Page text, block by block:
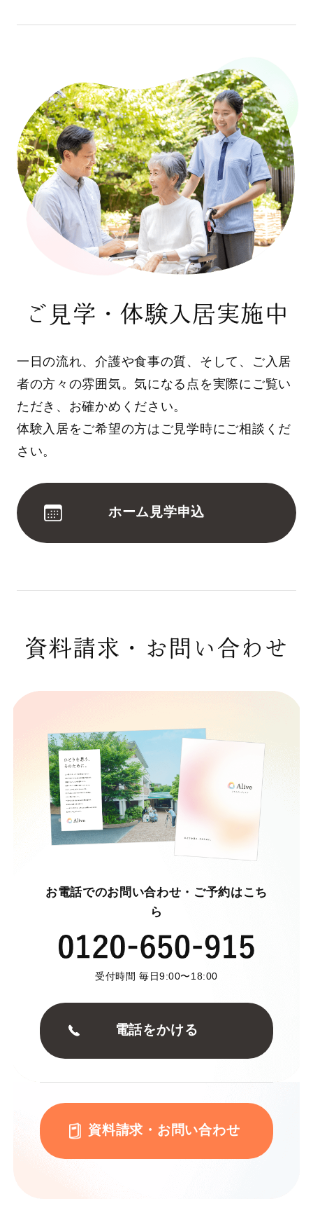
ご見学・体験入居実施中
一日の流れ、介護や食事の質、そして、ご入居
者の方々の雰囲気。気になる点を実際にご覧い
ただき、お確かめください。
体験入居をご希望の方はご見学時にご相談くだ
さい。
ホーム見学申込
資料請求・お問い合わせ
お電話でのお問い合わせ・ご予約はこち
ら
受付時間 毎日9:00〜18:00
電話をかける
資料請求・お問い合わせ